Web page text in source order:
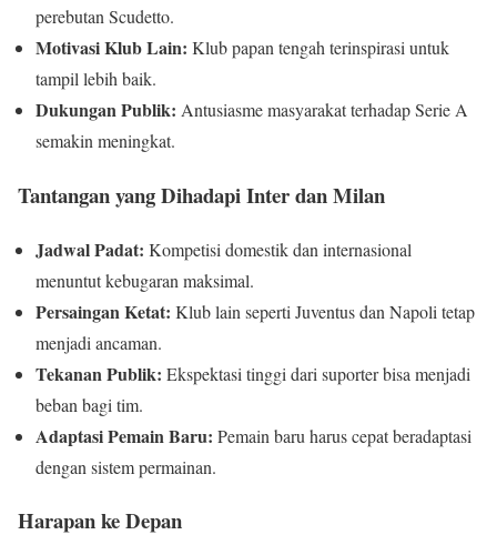
perebutan Scudetto.
Motivasi Klub Lain: Klub papan tengah terinspirasi untuk
tampil lebih baik.
Dukungan Publik: Antusiasme masyarakat terhadap Serie A
semakin meningkat.
Tantangan yang Dihadapi Inter dan Milan
Jadwal Padat: Kompetisi domestik dan internasional
menuntut kebugaran maksimal.
Persaingan Ketat: Klub lain seperti Juventus dan Napoli tetap
menjadi ancaman.
Tekanan Publik: Ekspektasi tinggi dari suporter bisa menjadi
beban bagi tim.
Adaptasi Pemain Baru: Pemain baru harus cepat beradaptasi
dengan sistem permainan.
Harapan ke Depan